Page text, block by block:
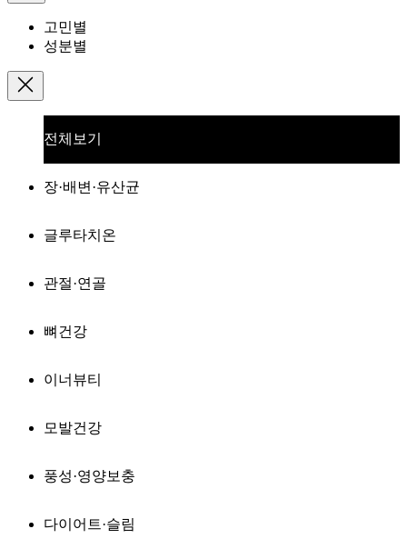
고민별
성분별
전체보기
장·배변·유산균
글루타치온
관절·연골
뼈건강
이너뷰티
모발건강
풍성·영양보충
다이어트·슬림